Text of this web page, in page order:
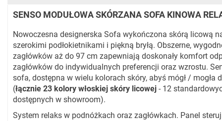
SENSO MODUŁOWA SKÓRZANA SOFA KINOWA
Nowoczesna designerska Sofa wykończona skórą licową
szerokimi podłokietnikami i piękną bryłą. Obszerne,
zagłówków aż do 97 cm zapewniają doskonały komfort
zagłówków do indywidualnych preferencji oraz wzrostu.
sofa, dostępna w wielu kolorach skóry, abyś mógł /
(łącznie 23 kolory włoskiej skóry licowej - 12
dostępnych w showroom).
System relaks w podnóżkach oraz zagłówkach. Panel